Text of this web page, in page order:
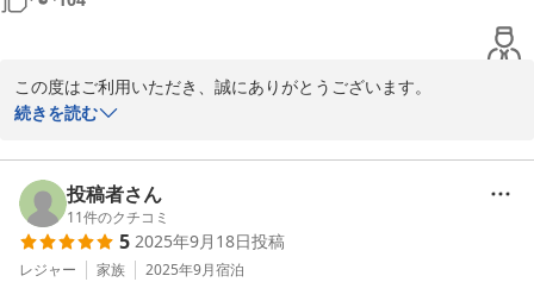
この度はご利用いただき、誠にありがとうございます。
大学生の皆様にとって、居心地よく過ごしていただけたこと、大変
また、スタッフの対応にご満足いただけたとのお言葉をいただき、
励みになります。
ぜひ、次回のご旅行の際にもお越しいただけることをスタッフ一同
お待ちしております！
引き続き、快適な空間を提供できるよう努力してまいりますので、
続きを読む
投稿者さん
11件のクチコミ
5 2025年9月18日投稿
レジャー 家族 2025年9月宿泊